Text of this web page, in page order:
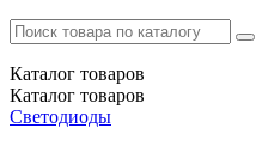
Каталог товаров
Каталог товаров
Светодиоды